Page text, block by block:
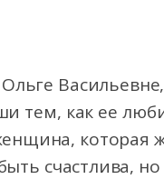
тем, как ее
счастлива, но